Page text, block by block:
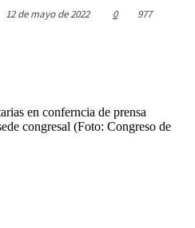
12 de mayo de 2022 0 977